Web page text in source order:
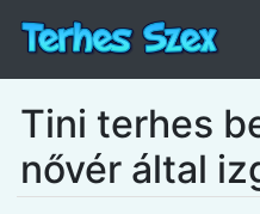
Tini terhes
nővér által